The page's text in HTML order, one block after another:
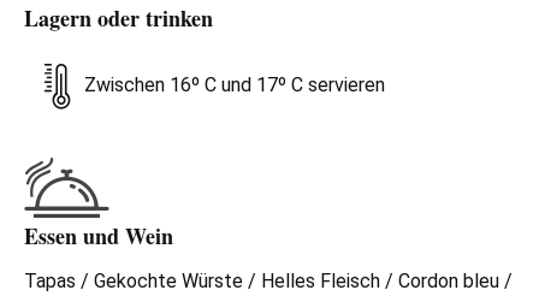
Lagern oder trinken
Zwischen 16º C und 17º C servieren
Essen und Wein
Tapas / Gekochte Würste / Helles Fleisch / Cordon bleu /